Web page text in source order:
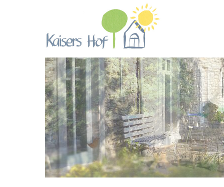
Kaisers Hof - Urlaub
auf dem Bauernhof